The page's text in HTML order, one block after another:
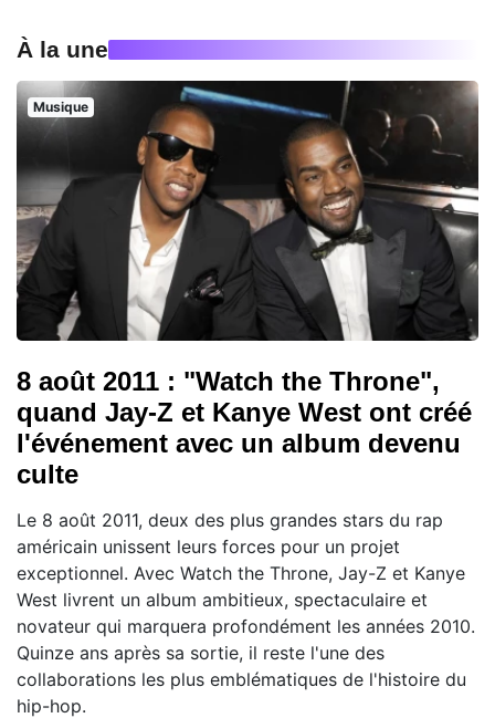
À la une
Musique
8 août 2011 : "Watch the Throne",
quand Jay-Z et Kanye West ont créé
l'événement avec un album devenu
culte
Le 8 août 2011, deux des plus grandes stars du rap
américain unissent leurs forces pour un projet
exceptionnel. Avec Watch the Throne, Jay-Z et Kanye
West livrent un album ambitieux, spectaculaire et
novateur qui marquera profondément les années 2010.
Quinze ans après sa sortie, il reste l'une des
collaborations les plus emblématiques de l'histoire du
hip-hop.